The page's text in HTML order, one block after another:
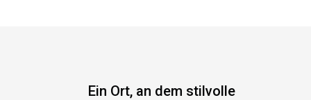
Ein Ort, an dem stilvolle